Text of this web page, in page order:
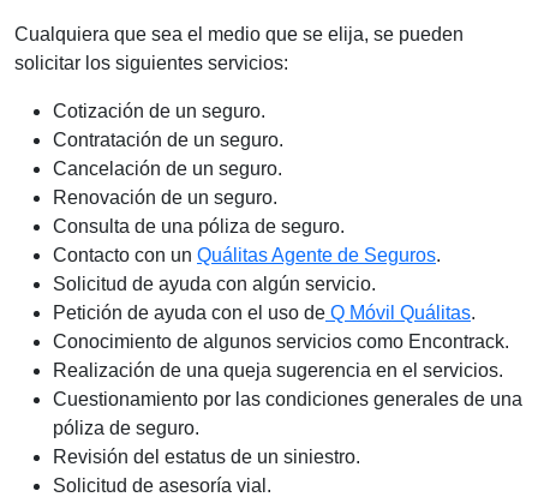
Cualquiera que sea el medio que se elija, se pueden
solicitar los siguientes servicios:
Cotización de un seguro.
Contratación de un seguro.
Cancelación de un seguro.
Renovación de un seguro.
Consulta de una póliza de seguro.
Contacto con un Quálitas Agente de Seguros.
Solicitud de ayuda con algún servicio.
Petición de ayuda con el uso de Q Móvil Quálitas.
Conocimiento de algunos servicios como Encontrack.
Realización de una queja sugerencia en el servicios.
Cuestionamiento por las condiciones generales de una
póliza de seguro.
Revisión del estatus de un siniestro.
Solicitud de asesoría vial.